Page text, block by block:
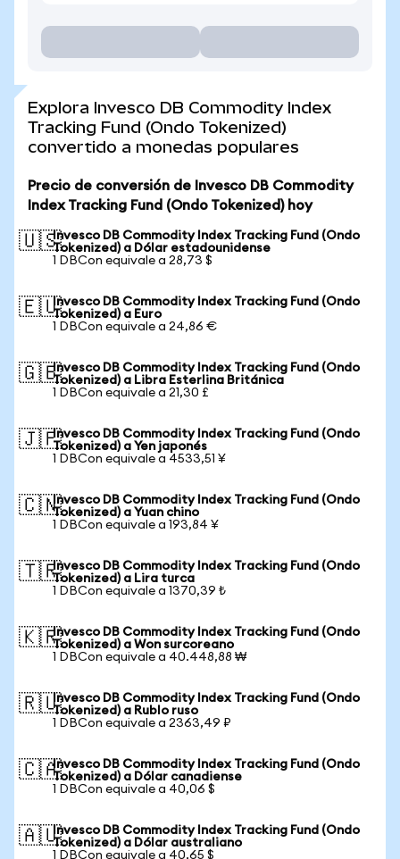
Explora Invesco DB Commodity Index
Tracking Fund (Ondo Tokenized)
convertido a monedas populares
Precio de conversión de Invesco DB Commodity
Index Tracking Fund (Ondo Tokenized) hoy
🇺🇸Invesco DB Commodity Index Tracking Fund (Ondo
Tokenized) a Dólar estadounidense
1 DBCon equivale a 28,73 $
🇪🇺Invesco DB Commodity Index Tracking Fund (Ondo
Tokenized) a Euro
1 DBCon equivale a 24,86 €
🇬🇧Invesco DB Commodity Index Tracking Fund (Ondo
Tokenized) a Libra Esterlina Británica
1 DBCon equivale a 21,30 £
🇯🇵Invesco DB Commodity Index Tracking Fund (Ondo
Tokenized) a Yen japonés
1 DBCon equivale a 4533,51 ¥
🇨🇳Invesco DB Commodity Index Tracking Fund (Ondo
Tokenized) a Yuan chino
1 DBCon equivale a 193,84 ¥
🇹🇷Invesco DB Commodity Index Tracking Fund (Ondo
Tokenized) a Lira turca
1 DBCon equivale a 1370,39 ₺
🇰🇷Invesco DB Commodity Index Tracking Fund (Ondo
Tokenized) a Won surcoreano
1 DBCon equivale a 40.448,88 ₩
🇷🇺Invesco DB Commodity Index Tracking Fund (Ondo
Tokenized) a Rublo ruso
1 DBCon equivale a 2363,49 ₽
🇨🇦Invesco DB Commodity Index Tracking Fund (Ondo
Tokenized) a Dólar canadiense
1 DBCon equivale a 40,06 $
🇦🇺Invesco DB Commodity Index Tracking Fund (Ondo
Tokenized) a Dólar australiano
1 DBCon equivale a 40,65 $